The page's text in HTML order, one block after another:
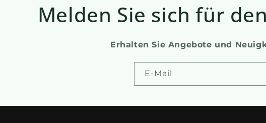
Melden Sie sich für
Erhalten Sie Angebote und
E-Mail